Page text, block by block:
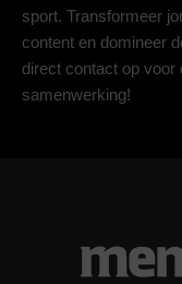
sport. Transformeer
content en domineer
direct contact op
samenwerking!